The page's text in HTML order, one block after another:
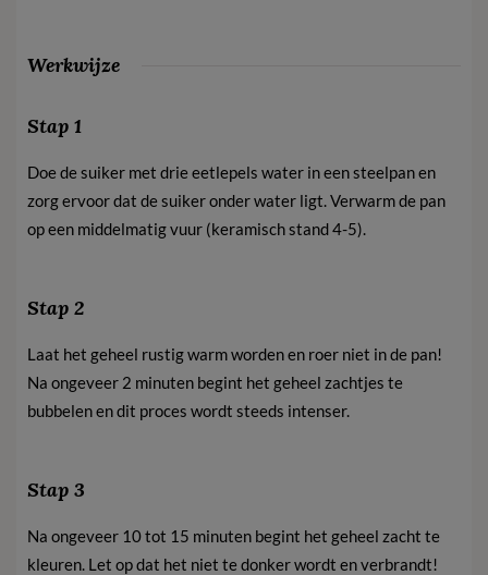
Werkwijze
Stap 1
Doe de suiker met drie eetlepels water in een steelpan en
zorg ervoor dat de suiker onder water ligt. Verwarm de pan
op een middelmatig vuur (keramisch stand 4-5).
Stap 2
Laat het geheel rustig warm worden en roer niet in de pan!
Na ongeveer 2 minuten begint het geheel zachtjes te
bubbelen en dit proces wordt steeds intenser.
Stap 3
Na ongeveer 10 tot 15 minuten begint het geheel zacht te
kleuren. Let op dat het niet te donker wordt en verbrandt!